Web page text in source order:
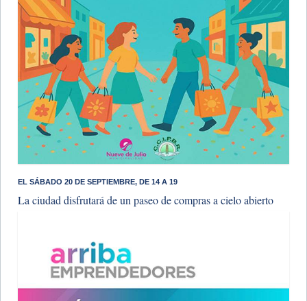
​EL SÁBADO 20 DE SEPTIEMBRE, DE 14 A 19
La ciudad disfrutará de un paseo de compras a cielo abierto